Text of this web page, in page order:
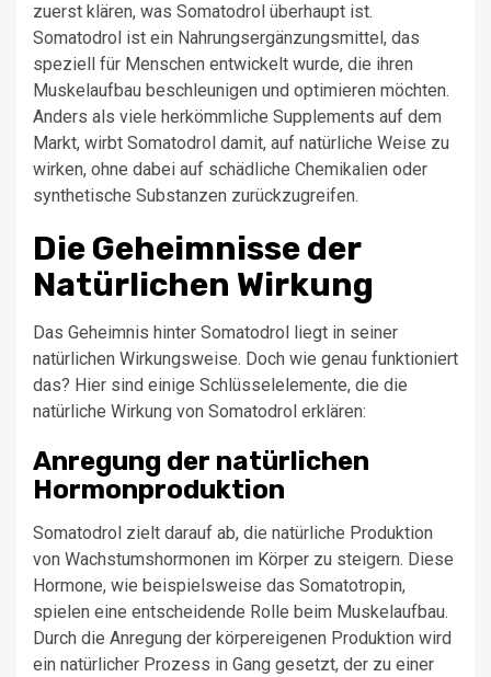
zuerst klären, was Somatodrol überhaupt ist.
Somatodrol ist ein Nahrungsergänzungsmittel, das
speziell für Menschen entwickelt wurde, die ihren
Muskelaufbau beschleunigen und optimieren möchten.
Anders als viele herkömmliche Supplements auf dem
Markt, wirbt Somatodrol damit, auf natürliche Weise zu
wirken, ohne dabei auf schädliche Chemikalien oder
synthetische Substanzen zurückzugreifen.
Die Geheimnisse der
Natürlichen Wirkung
Das Geheimnis hinter Somatodrol liegt in seiner
natürlichen Wirkungsweise. Doch wie genau funktioniert
das? Hier sind einige Schlüsselelemente, die die
natürliche Wirkung von Somatodrol erklären:
Anregung der natürlichen
Hormonproduktion
Somatodrol zielt darauf ab, die natürliche Produktion
von Wachstumshormonen im Körper zu steigern. Diese
Hormone, wie beispielsweise das Somatotropin,
spielen eine entscheidende Rolle beim Muskelaufbau.
Durch die Anregung der körpereigenen Produktion wird
ein natürlicher Prozess in Gang gesetzt, der zu einer